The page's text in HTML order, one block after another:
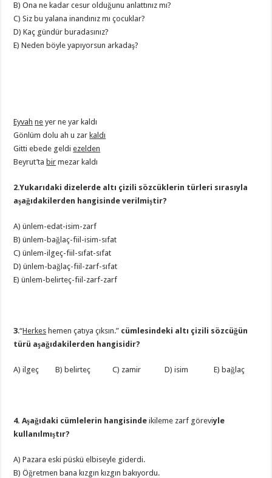
B) Ona ne kadar cesur olduğunu anlattınız mı?
C) Siz bu yalana inandınız mı çocuklar?
D) Kaç gündür buradasınız?
E) Neden böyle yapıyorsun arkadaş?
Eyvah ne yer ne yar kaldı
Gönlüm dolu ah u zar kaldı
Gitti ebede geldiezelden
Beyrut’ta bir mezar kaldı
2.Yukarıdaki dizelerde altı çizili sözcüklerin türleri sırasıyla
aşağıdakilerden hangisinde verilmiştir?
A) ünlem-edat-isim-zarf
B) ünlem-bağlaç-fiil-isim-sıfat
C) ünlem-ilgeç-fiil-sıfat-sıfat
D) ünlem-bağlaç-fiil-zarf-sıfat
E) ünlem-belirteç-fiil-zarf-zarf
3.“Herkes hemen çatıya çıksın.” cümlesindeki altı çizili sözcüğün
türü aşağıdakilerden hangisidir?
A) ilgeç B) belirteç C) zamir D) isim E) bağlaç
4. Aşağıdaki cümlelerin hangisinde ikileme zarf göreviyle
kullanılmıştır?
A) Pazara eski püskü elbiseyle giderdi.
B) Öğretmen bana kızgın kızgın bakıyordu.